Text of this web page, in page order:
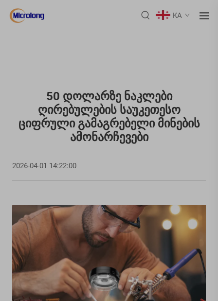
KA
50 Დოლარზე Ნაკლები
Ღირებულების Საუკეთესო
Ციფრული Გამაგრებელი Მინების
Ამონარჩევები
2026-04-01 14:22:00